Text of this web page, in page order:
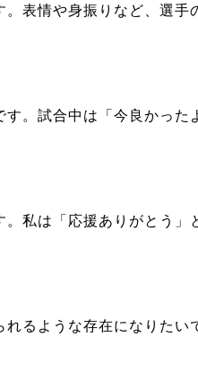
表情や身振りなど、選手
。試合中は「今良かった
私は「応援ありがとう」
るような存在になりたい